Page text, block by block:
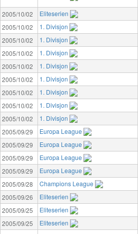
2005/10/02
Eliteserien
2005/10/02
1. Divisjon
2005/10/02
1. Divisjon
2005/10/02
1. Divisjon
2005/10/02
1. Divisjon
2005/10/02
1. Divisjon
2005/10/02
1. Divisjon
2005/10/02
1. Divisjon
2005/10/02
1. Divisjon
2005/09/29
Europa League
2005/09/29
Europa League
2005/09/29
Europa League
2005/09/29
Europa League
2005/09/28
Champions League
2005/09/26
Eliteserien
2005/09/25
Eliteserien
2005/09/25
Eliteserien